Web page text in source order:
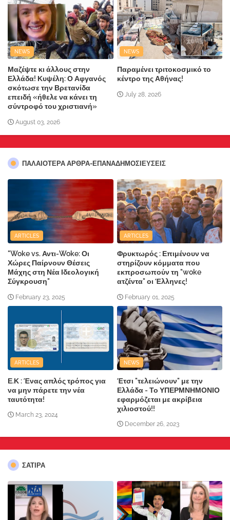
NEWS
Μαζέψτε κι άλλους στην
Ελλάδα! Κυψέλη: Ο Αφγανός
σκότωσε την Βρετανίδα
επειδή «ήθελε να κάνει τη
σύντροφό του χριστιανή»
August 03, 2026
NEWS
Παραμένει τριτοκοσμικό το
κέντρο της Αθήνας!
July 28, 2026
ΠΑΛΑΙΟΤΕΡΑ ΑΡΘΡΑ-ΕΠΑΝΑΔΗΜΟΣΙΕΥΣΕΙΣ
ARTICLES
"Woke vs. Αντι-Woke: Οι
Χώρες Παίρνουν Θέσεις
Μάχης στη Νέα Ιδεολογική
Σύγκρουση"
February 23, 2025
ARTICLES
Φρυκτωρός : Επιμένουν να
στηρίζουν κόμματα που
εκπροσωπούν τη "woke
ατζέντα" οι Έλληνες!
February 01, 2025
ARTICLES
Ε.Κ : Ένας απλός τρόπος για
να μην πάρετε την νέα
ταυτότητα!
March 23, 2024
NEWS
Έτσι "τελειώνουν" με την
Ελλάδα - Το ΥΠΕΡΜΝΗΜΟΝΙΟ
εφαρμόζεται με ακρίβεια
χιλιοστού!!
December 26, 2023
ΣΑΤΙΡΑ